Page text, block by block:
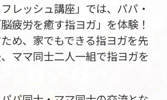
レッシュ講座」では、パパ・
疲労を癒す指ヨガ」を体験！
め、家でもできる指ヨガを先
ママ同士二人一組で指ヨガを